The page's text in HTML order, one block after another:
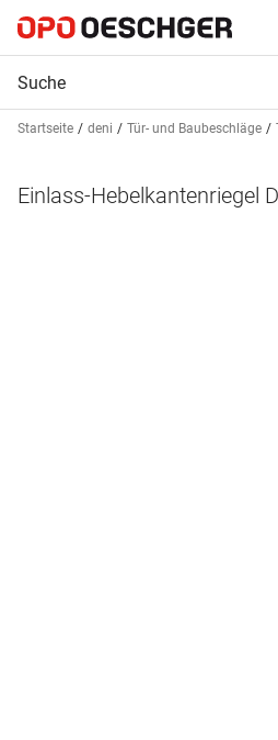
Startseite deni Tür- und Baubeschläge
Einlass-Hebelkantenriegel